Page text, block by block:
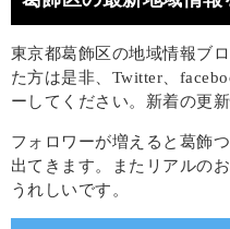
東京都葛飾区の地域情報ブ
た方は是非、Twitter、
ーしてください。新着の更
フォロワーが増えると葛飾
出てきます。またリアルの
うれしいです。